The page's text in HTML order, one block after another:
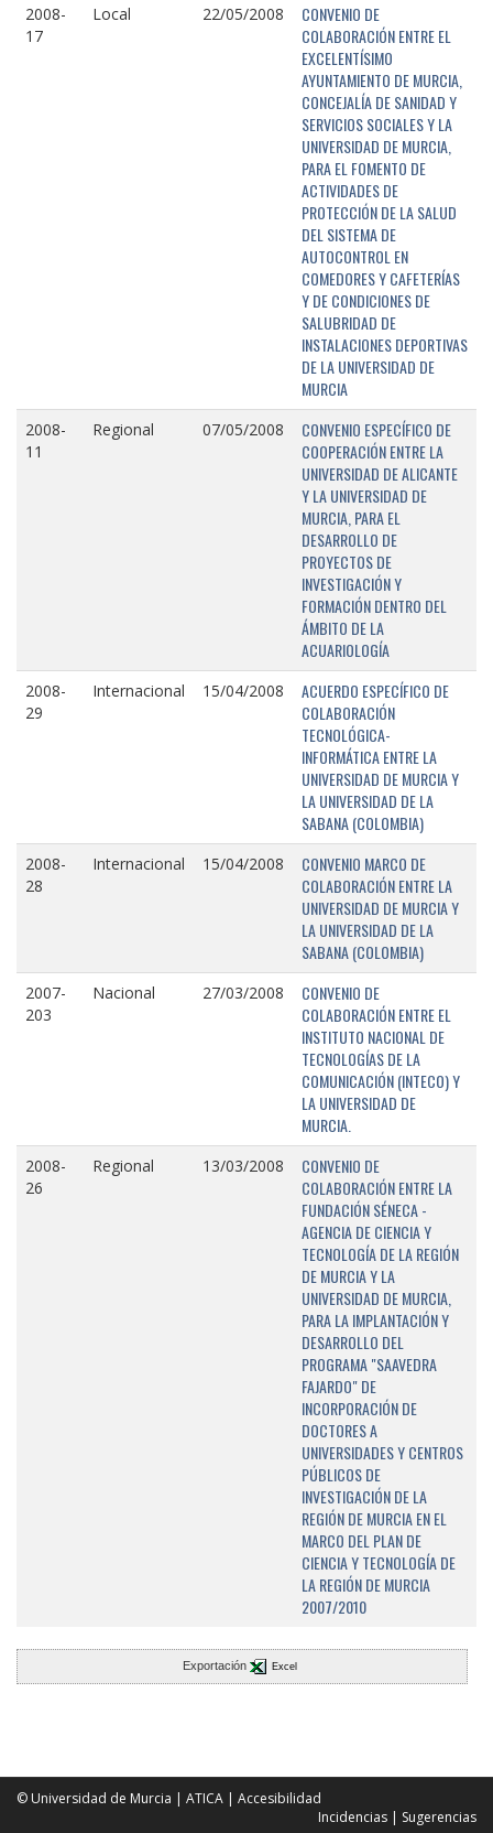
2008-
17
Local 22/05/2008
CONVENIO DE
COLABORACIÓN ENTRE EL
EXCELENTÍSIMO
AYUNTAMIENTO DE MURCIA,
CONCEJALÍA DE SANIDAD Y
SERVICIOS SOCIALES Y LA
UNIVERSIDAD DE MURCIA,
PARA EL FOMENTO DE
ACTIVIDADES DE
PROTECCIÓN DE LA SALUD
DEL SISTEMA DE
AUTOCONTROL EN
COMEDORES Y CAFETERÍAS
Y DE CONDICIONES DE
SALUBRIDAD DE
INSTALACIONES DEPORTIVAS
DE LA UNIVERSIDAD DE
MURCIA
2008-
11
Regional 07/05/2008
CONVENIO ESPECÍFICO DE
COOPERACIÓN ENTRE LA
UNIVERSIDAD DE ALICANTE
Y LA UNIVERSIDAD DE
MURCIA, PARA EL
DESARROLLO DE
PROYECTOS DE
INVESTIGACIÓN Y
FORMACIÓN DENTRO DEL
ÁMBITO DE LA
ACUARIOLOGÍA
2008-
29
Internacional 15/04/2008
ACUERDO ESPECÍFICO DE
COLABORACIÓN
TECNOLÓGICA-
INFORMÁTICA ENTRE LA
UNIVERSIDAD DE MURCIA Y
LA UNIVERSIDAD DE LA
SABANA (COLOMBIA)
2008-
28
Internacional 15/04/2008
CONVENIO MARCO DE
COLABORACIÓN ENTRE LA
UNIVERSIDAD DE MURCIA Y
LA UNIVERSIDAD DE LA
SABANA (COLOMBIA)
2007-
203
Nacional 27/03/2008
CONVENIO DE
COLABORACIÓN ENTRE EL
INSTITUTO NACIONAL DE
TECNOLOGÍAS DE LA
COMUNICACIÓN (INTECO) Y
LA UNIVERSIDAD DE
MURCIA.
2008-
26
Regional 13/03/2008
CONVENIO DE
COLABORACIÓN ENTRE LA
FUNDACIÓN SÉNECA -
AGENCIA DE CIENCIA Y
TECNOLOGÍA DE LA REGIÓN
DE MURCIA Y LA
UNIVERSIDAD DE MURCIA,
PARA LA IMPLANTACIÓN Y
DESARROLLO DEL
PROGRAMA "SAAVEDRA
FAJARDO" DE
INCORPORACIÓN DE
DOCTORES A
UNIVERSIDADES Y CENTROS
PÚBLICOS DE
INVESTIGACIÓN DE LA
REGIÓN DE MURCIA EN EL
MARCO DEL PLAN DE
CIENCIA Y TECNOLOGÍA DE
LA REGIÓN DE MURCIA
2007/2010
Exportación Excel
© Universidad de Murcia | ATICA | Accesibilidad
Incidencias | Sugerencias